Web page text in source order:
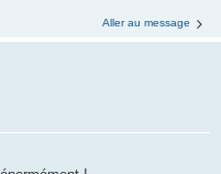
Aller au message